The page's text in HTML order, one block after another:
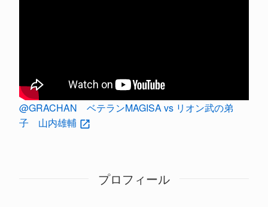
@GRACHAN ベテランMAGISA vs リオン武の弟
子 山内雄輔
プロフィール